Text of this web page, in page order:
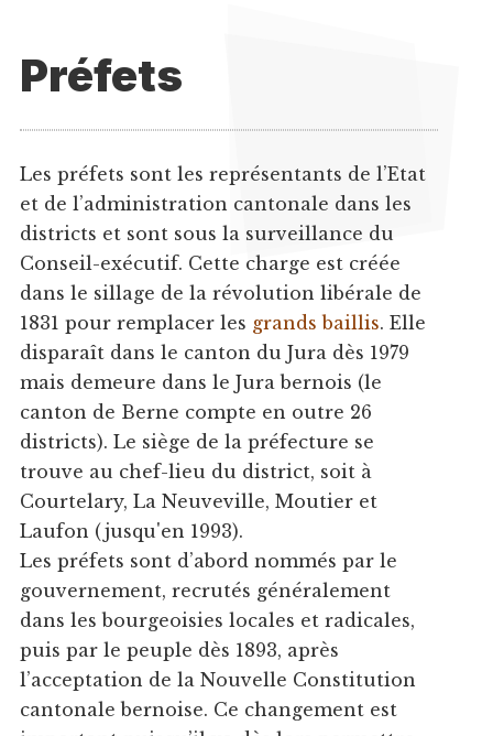
Préfets
Les préfets sont les représentants de l’Etat
et de l’administration cantonale dans les
districts et sont sous la surveillance du
Conseil-exécutif. Cette charge est créée
dans le sillage de la révolution libérale de
1831 pour remplacer les grands baillis. Elle
disparaît dans le canton du Jura dès 1979
mais demeure dans le Jura bernois (le
canton de Berne compte en outre 26
districts). Le siège de la préfecture se
trouve au chef-lieu du district, soit à
Courtelary, La Neuveville, Moutier et
Laufon (jusqu'en 1993).
Les préfets sont d’abord nommés par le
gouvernement, recrutés généralement
dans les bourgeoisies locales et radicales,
puis par le peuple dès 1893, après
l’acceptation de la Nouvelle Constitution
cantonale bernoise. Ce changement est